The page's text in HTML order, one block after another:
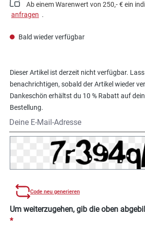
Ab einem Warenwert von 250,- € ein
anfragen .
Bald wieder verfügbar
Dieser Artikel ist derzeit nicht verfügbar.
benachrichtigen, sobald der Artikel wieder
Dankeschön erhältst du 10 % Rabatt auf
Bestellung.
Deine E-Mail-Adresse
Code neu generieren
Um weiterzugehen, gib die oben
*